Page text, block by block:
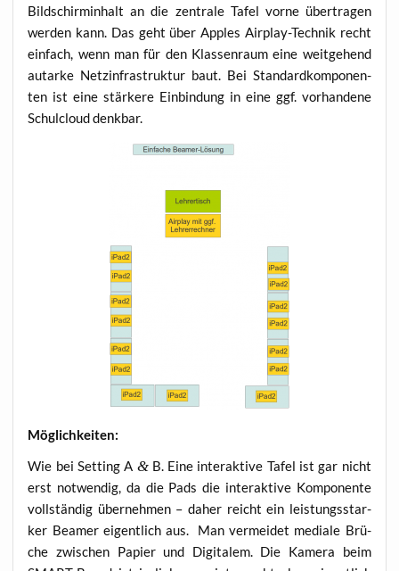
Bild­schirm­in­halt an die zen­tra­le Tafel vor­ne über­tra­gen
wer­den kann. Das geht über App­les Air­play-Tech­nik recht
ein­fach, wenn man für den Klas­sen­raum eine weit­ge­hend
aut­ar­ke Netz­in­fra­struk­tur baut. Bei Stan­dard­kom­po­nen­
ten ist eine stär­ke­re Ein­bin­dung in eine ggf. vor­han­de­ne
Schul­cloud denkbar.
Mög­lich­kei­ten:
Wie bei Set­ting A &B. Eine inter­ak­ti­ve Tafel ist gar nicht
erst not­wen­dig, da die Pads die inter­ak­ti­ve Kom­po­nen­te
voll­stän­dig über­neh­men – daher reicht ein leis­tungs­star­
ker Bea­mer eigent­lich aus. Man ver­mei­det media­le Brü­
che zwi­schen Papier und Digi­ta­lem. Die Kame­ra beim